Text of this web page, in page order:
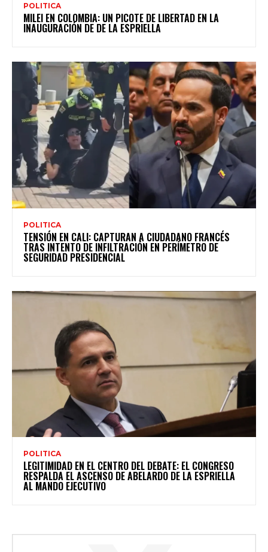
POLITICA
MILEI EN COLOMBIA: UN PICOTE DE LIBERTAD EN LA
INAUGURACIÓN DE DE LA ESPRIELLA
POLITICA
TENSIÓN EN CALI: CAPTURAN A CIUDADANO FRANCÉS
TRAS INTENTO DE INFILTRACIÓN EN PERÍMETRO DE
SEGURIDAD PRESIDENCIAL
POLITICA
LEGITIMIDAD EN EL CENTRO DEL DEBATE: EL CONGRESO
RESPALDA EL ASCENSO DE ABELARDO DE LA ESPRIELLA
AL MANDO EJECUTIVO